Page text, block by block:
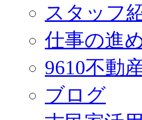
スタッフ
仕事の進
9610不動
ブログ